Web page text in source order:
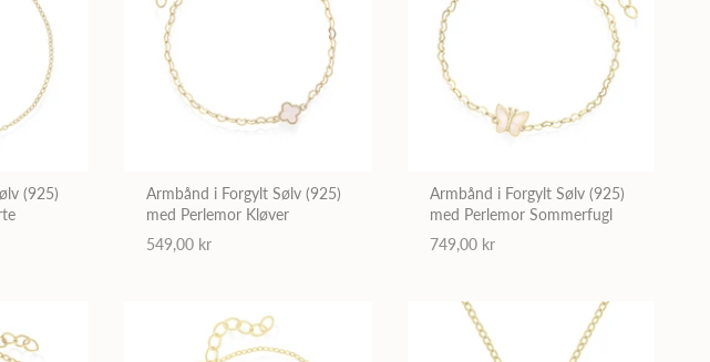
(925)
Armbånd i Forgylt Sølv (925)
med Perlemor Kløver
549,00 kr
Armbånd i Forgylt Sølv (925)
med Perlemor Sommerfugl
749,00 kr